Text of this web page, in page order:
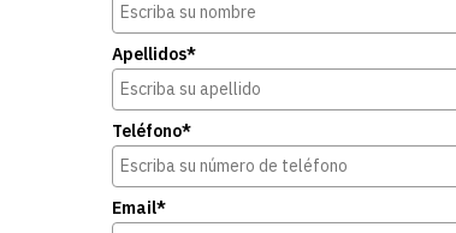
Apellidos*
Teléfono*
Email*